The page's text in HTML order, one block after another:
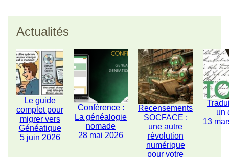
Actualités
Le guide
complet pour
migrer vers
Généatique
5 juin 2026
Conférence :
La généalogie
nomade
28 mai 2026
Recensements
SOCFACE :
une autre
révolution
numérique
pour votre
un
13